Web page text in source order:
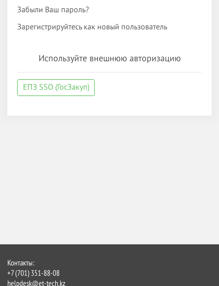
Забыли Ваш пароль?
Зарегистрируйтесь как новый пользователь
Используйте внешнюю авторизацию
ЕПЗ SSO (ГосЗакуп)
Контакты:
+7 (701) 351-88-08
helpdesk@et-tech.kz